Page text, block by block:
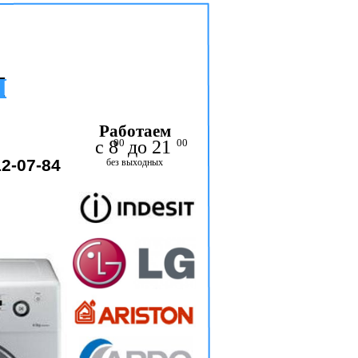
по ремонту
самсунг,
Работаем
с 8 до 21
00 00
без выходных
07-84